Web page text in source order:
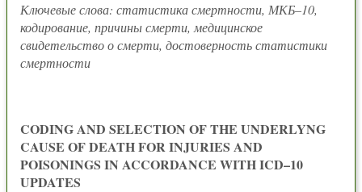
Ключевые слова: статистика смертности, МКБ–10,
кодирование, причины смерти, медицинское
свидетельство о смерти, достоверность статистики
смертности
CODING AND SELECTION OF THE UNDERLYNG
CAUSE OF DEATH FOR INJURIES AND
POISONINGS IN ACCORDANCE WITH ICD–10
UPDATES